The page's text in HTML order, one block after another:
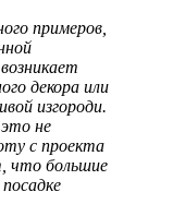
примеров,
декора или
изгороди.
не
с проекта
что большие